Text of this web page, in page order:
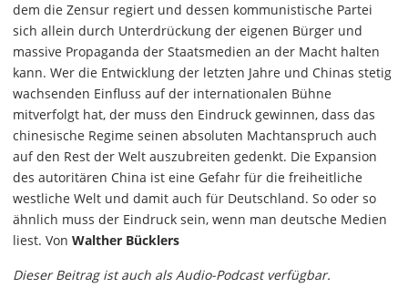
dem die Zensur regiert und dessen kommunistische Partei
sich allein durch Unterdrückung der eigenen Bürger und
massive Propaganda der Staatsmedien an der Macht halten
kann. Wer die Entwicklung der letzten Jahre und Chinas stetig
wachsenden Einfluss auf der internationalen Bühne
mitverfolgt hat, der muss den Eindruck gewinnen, dass das
chinesische Regime seinen absoluten Machtanspruch auch
auf den Rest der Welt auszubreiten gedenkt. Die Expansion
des autoritären China ist eine Gefahr für die freiheitliche
westliche Welt und damit auch für Deutschland. So oder so
ähnlich muss der Eindruck sein, wenn man deutsche Medien
liest. Von Walther Bücklers
Dieser Beitrag ist auch als Audio-Podcast verfügbar.